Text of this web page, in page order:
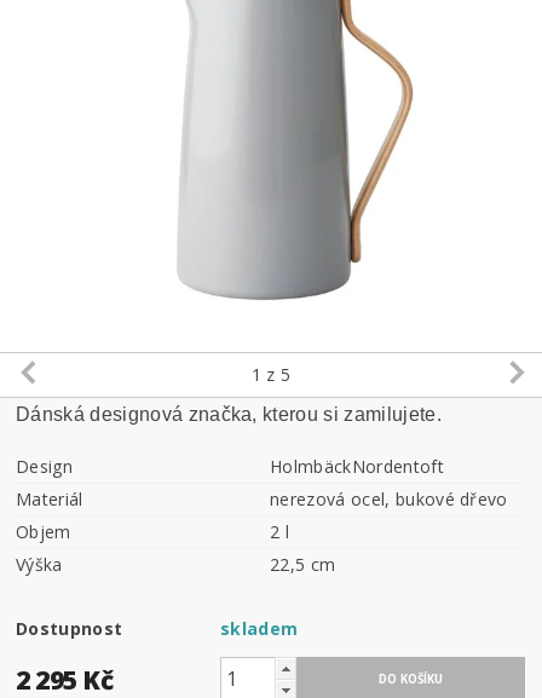
1 z 5
Dánská designová značka, kterou si zamilujete.
Design
HolmbäckNordentoft
Materiál
nerezová ocel, bukové dřevo
Objem
2 l
Výška
22,5 cm
Dostupnost skladem
2 295 Kč